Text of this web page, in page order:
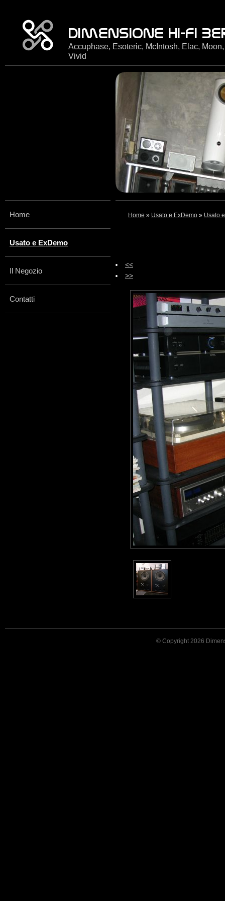
Accuphase, Esoteric, McIntosh, Elac,
Vivid
Home » Usato e ExDemo » Usato
<<
>>
Home
Usato e ExDemo
Il Negozio
Contatti
© Copyright 2026